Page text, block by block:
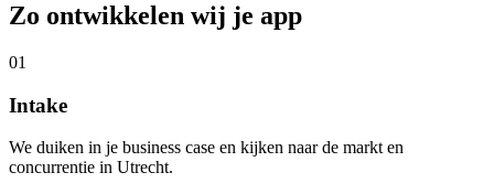
Zo ontwikkelen wij je app
01
Intake
We duiken in je business case en kijken naar de markt en
concurrentie in Utrecht.